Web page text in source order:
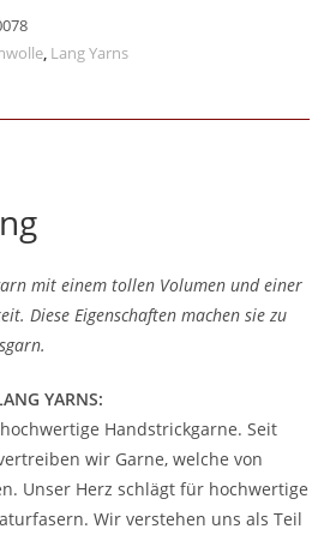
Lang Yarns
mit einem tollen Volumen und einer
Diese Eigenschaften machen sie zu
YARNS:
Handstrickgarne. Seit
wir Garne, welche von
Unser Herz schlägt für hochwertige
Wir verstehen uns als Teil